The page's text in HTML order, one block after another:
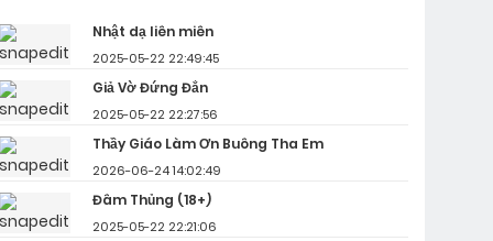
Nhật dạ liên miên
2025-05-22 22:49:45
Giả Vờ Đứng Đắn
2025-05-22 22:27:56
Thầy Giáo Làm Ơn Buông Tha Em
2026-06-24 14:02:49
Đâm Thủng (18+)
2025-05-22 22:21:06